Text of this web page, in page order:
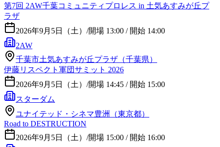
第7回 2AW千葉コミュニティプロレス in 土気あすみが丘プ
ラザ
2026年9月5日（土） /開場 13:00 / 開始 14:00
2AW
千葉市土気あすみが丘プラザ（千葉県）
伊藤リスペクト軍団サミット 2026
2026年9月5日（土） /開場 14:45 / 開始 15:00
スターダム
ユナイテッド・シネマ豊洲（東京都）
Road to DESTRUCTION
2026年9月5日（土） /開場 15:00 / 開始 16:00